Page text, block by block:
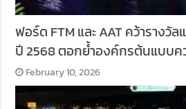
ฟอร์ด FTM และ AAT คว้ารางวั
ปี 2568 ตอกย้ำองค์กรต้นแบบ
February 10, 2026